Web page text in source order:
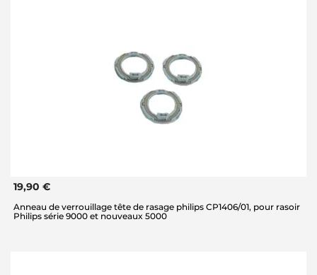
19,90 €
Anneau de verrouillage tête de rasage philips CP1406/01, pour rasoir
Philips série 9000 et nouveaux 5000